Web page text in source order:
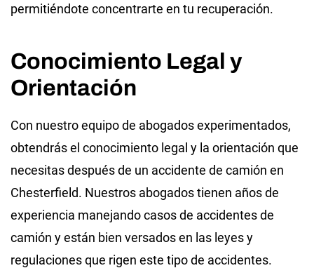
permitiéndote concentrarte en tu recuperación.
Conocimiento Legal y
Orientación
Con nuestro equipo de abogados experimentados,
obtendrás el conocimiento legal y la orientación que
necesitas después de un accidente de camión en
Chesterfield. Nuestros abogados tienen años de
experiencia manejando casos de accidentes de
camión y están bien versados en las leyes y
regulaciones que rigen este tipo de accidentes.